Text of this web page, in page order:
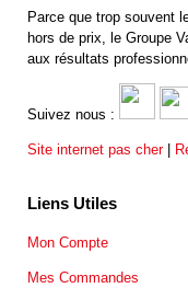
Parce que trop souvent
hors de prix, le Groupe
aux résultats
Suivez nous :
Site internet pas cher|
Liens Utiles
Mon Compte
Mes Commandes